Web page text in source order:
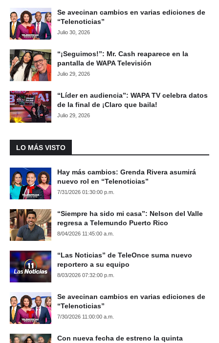
Se avecinan cambios en varias ediciones de
“Telenoticias”
Julio 30, 2026
“¡Seguimos!”: Mr. Cash reaparece en la
pantalla de WAPA Televisión
Julio 29, 2026
“Líder en audiencia”: WAPA TV celebra datos
de la final de ¡Claro que baila!
Julio 29, 2026
LO MÁS VISTO
Hay más cambios: Grenda Rivera asumirá
nuevo rol en “Telenoticias”
7/31/2026 01:30:00 p.m.
“Siempre ha sido mi casa”: Nelson del Valle
regresa a Telemundo Puerto Rico
8/04/2026 11:45:00 a.m.
“Las Noticias” de TeleOnce suma nuevo
reportero a su equipo
8/03/2026 07:32:00 p.m.
Se avecinan cambios en varias ediciones de
“Telenoticias”
7/30/2026 11:00:00 a.m.
Con nueva fecha de estreno la quinta